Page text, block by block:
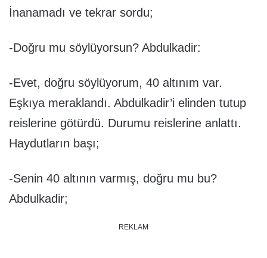
İnanamadı ve tekrar sordu;
-Doğru mu söylüyorsun? Abdulkadir:
-Evet, doğru söylüyorum, 40 altınım var.
Eşkıya meraklandı. Abdulkadir’i elinden tutup
reislerine götürdü. Durumu reislerine anlattı.
Haydutların başı;
-Senin 40 altının varmış, doğru mu bu?
Abdulkadir;
REKLAM